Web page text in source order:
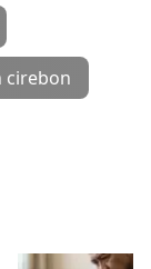
cirebon